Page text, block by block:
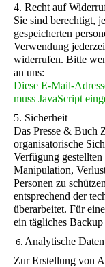
4. Recht auf
Sie sind berechtigt,
gespeicherten
Verwendung
widerrufen. Bitte
an uns:
Diese E-Mail-
muss JavaScript
5. Sicherheit
Das Presse & Buch
organisatorische
Verfügung
Manipulation,
Personen zu
entsprechend der
überarbeitet. Für
ein tägliches Backup
6. Analytische Daten
Zur Erstellung von